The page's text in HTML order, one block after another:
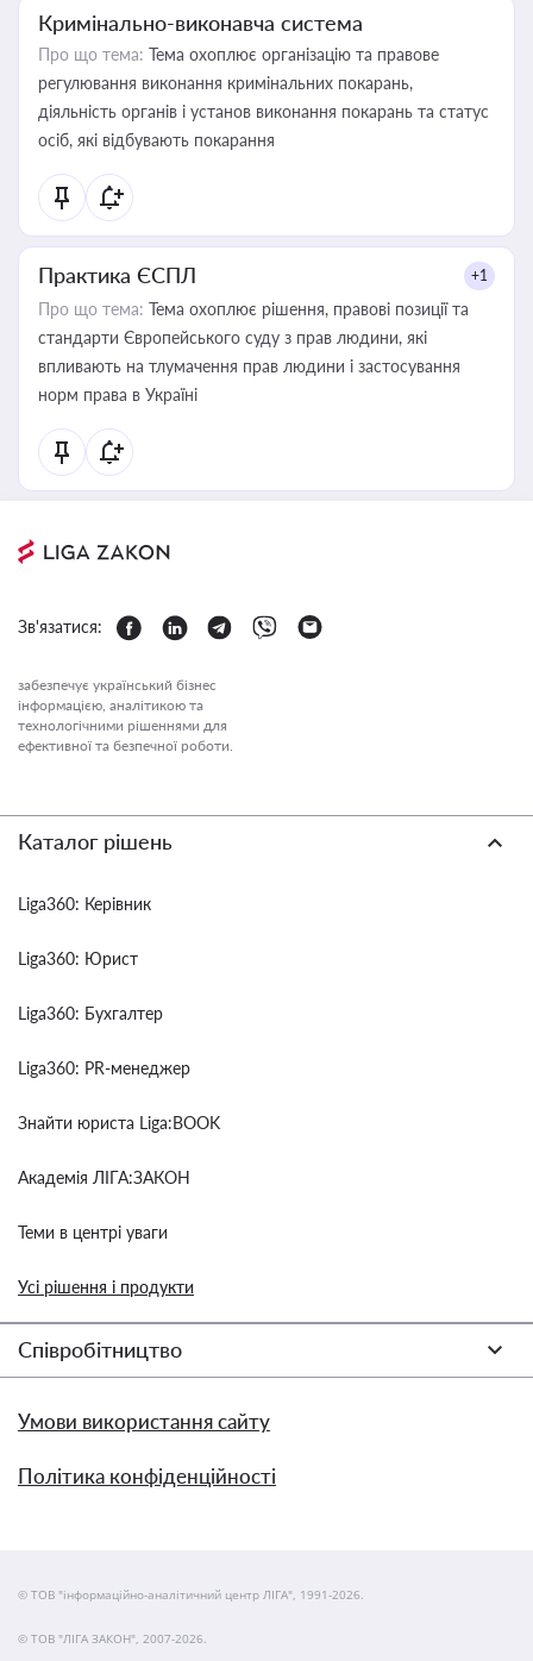
Кримінально-виконавча система
Про що тема: Тема охоплює організацію та правове
регулювання виконання кримінальних покарань,
діяльність органів і установ виконання покарань та статус
осіб, які відбувають покарання
Практика ЄСПЛ +1
Про що тема: Тема охоплює рішення, правові позиції та
стандарти Європейського суду з прав людини, які
впливають на тлумачення прав людини і застосування
норм права в Україні
Зв'язатися:
забезпечує український бізнес
інформацією, аналітикою та
технологічними рішеннями для
ефективної та безпечної роботи.
Каталог рішень
Liga360: Керівник
Liga360: Юрист
Liga360: Бухгалтер
Liga360: PR-менеджер
Знайти юриста Liga:BOOK
Академія ЛІГА:ЗАКОН
Теми в центрі уваги
Усі рішення і продукти
Співробітництво
Умови використання сайту
Політика конфіденційності
© ТОВ "інформаційно-аналітичний центр ЛІГА", 1991-2026.
© ТОВ "ЛІГА ЗАКОН", 2007-2026.